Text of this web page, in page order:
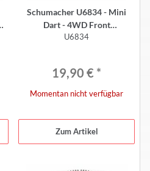
Schumacher U6834 - Mini
Dart - 4WD Front
Komplettrad - GELB (2 Stück)
U6834
19,90 € *
Momentan nicht verfügbar
Zum Artikel